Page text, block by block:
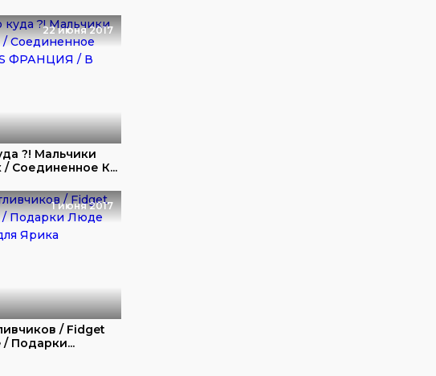
22 июня 2017
?! Мальчики
Соединенное К...
1 июня 2017
/ Fidget
/ Подарки...